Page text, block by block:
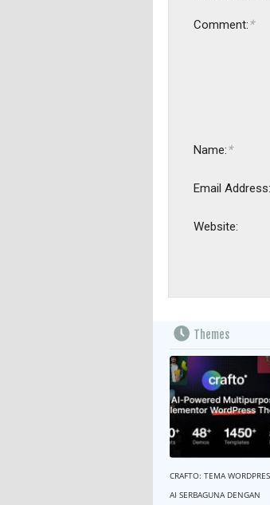
Comment:*
Name:*
Email Address:
Website:
Themes
CRAFTO: TEMA
AI SERBAGUNA DENGAN